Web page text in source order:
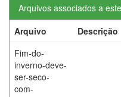
Arquivos associados a
Arquivo
Descrição
Fim-do-
inverno-deve-
ser-seco-
com-